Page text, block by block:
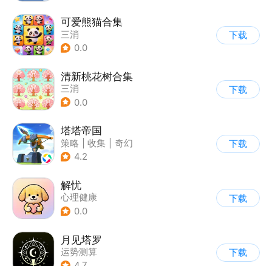
可爱熊猫合集
三消
0.0
下载
清新桃花树合集
三消
0.0
下载
塔塔帝国
策略 收集
奇幻
| 卡通
4.2
下载
解忧
心理健康
0.0
下载
月见塔罗
运势测算
下载